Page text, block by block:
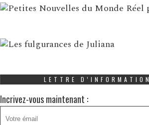
LETTRE D’INFORMATION
Incrivez-vous maintenant :